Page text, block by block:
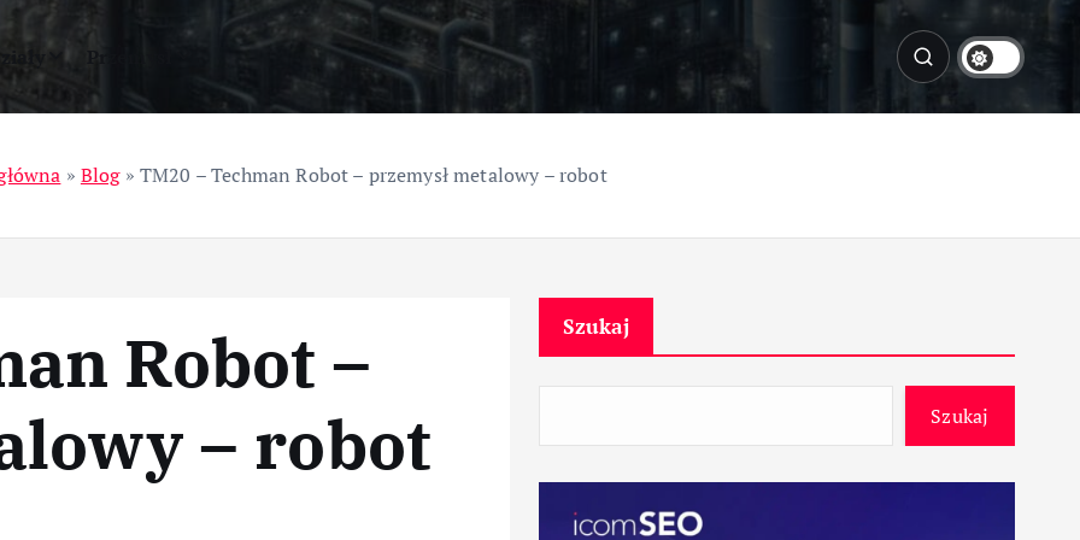
Przemysł
» Blog» TM20 – Techman Robot – przemysł metalowy – robot
Robot –
– robot
Szukaj
Szukaj